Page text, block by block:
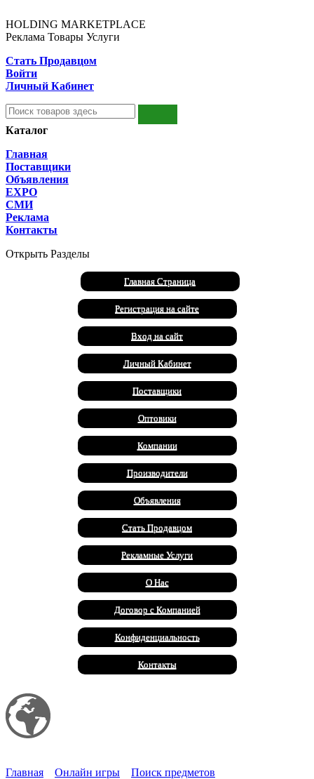
HOLDING MARKETPLACE
Реклама Товары Услуги
Стать Продавцом
Войти
Личный Кабинет
Каталог
Главная
Поставщики
Объявления
EXPO
СМИ
Реклама
Контакты
Открыть Разделы
Главная Страница
Регистрация на сайте
Вход на сайт
Личный Кабинет
Поставщики
Оптовики
Компании
Производители
Объявления
Стать Продавцом
Рекламные Услуги
О Нас
Договор с Компанией
Конфиденциальность
Контакты
Главная
Онлайн игры Поиск предметов